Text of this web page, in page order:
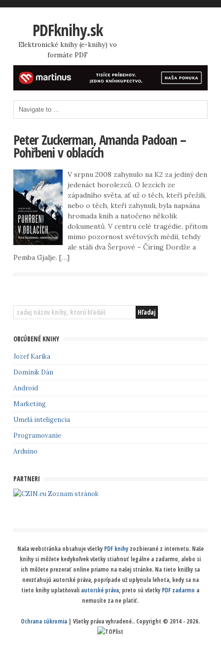
PDFknihy.sk
Elektronické knihy (e-knihy) vo
formáte PDF
Peter Zuckerman, Amanda Padoan –
Pohřbeni v oblacích
V srpnu 2008 zahynulo na K2 za jediný den
jedenáct horolezců. O lezcích ze
západního světa, ať už o těch, kteří přežili,
nebo o těch, kteří zahynuli, byla napsána
hromada knih a natočeno několik
dokumentů. V centru celé tragédie, přitom
mimo pozornost světových médií, tehdy
ale stáli dva Šerpové – Čiring Dordže a
Pemba Gjalje. […]
OBĽÚBENÉ KNIHY
Jozef Karika
Dominik Dán
Android
Marketing
Umelá inteligencia
Programovanie
Arduino
PARTNERI
Zoznam stránok
Naša webstránka obsahuje všetky PDF knihyzozbierané z internetu. Naše
knihy si môžete kedykoľvek všetky stiahnuť legálne a zadarmo, alebo si
ich môžete prezerať online priamo na našej stránke. Na tieto knižky sa
nevzťahujú autorské práva, poprípade už uplynula lehota, kedy sa na
tieto knihy uplatňovali autorské práva, preto sú všetky PDF zadarmo a
nemusíte za ne platiť.
Ochrana súkromia | Všetky práva vyhradené.. Copyright © 2014 - 2026.